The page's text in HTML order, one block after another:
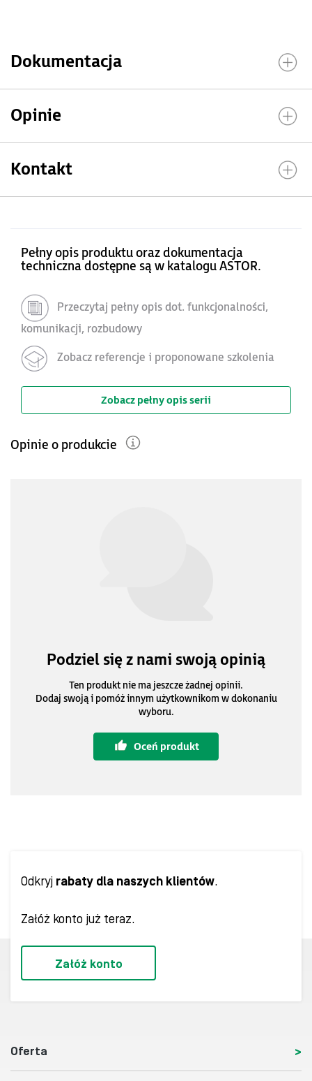
Dokumentacja
Opinie
Kontakt
Pełny opis produktu oraz dokumentacja
techniczna dostępne są w katalogu ASTOR.
Przeczytaj pełny opis dot. funkcjonalności,
komunikacji, rozbudowy
Zobacz referencje i proponowane szkolenia
Zobacz pełny opis serii
Opinie o produkcie
Podziel się z nami swoją opinią
Ten produkt nie ma jeszcze żadnej opinii.
Dodaj swoją i pomóż innym użytkownikom w dokonaniu
wyboru.
Oceń produkt
Odkryj rabaty dla naszych klientów.
Załóż konto już teraz.
Załóż konto
Oferta